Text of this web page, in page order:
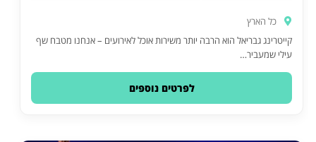
כל הארץ
קייטרינג גבריאל הוא הרבה יותר משירות אוכל לאירועים – אנחנו מטבח שף
עילי שמעביר…
לפרטים נוספים